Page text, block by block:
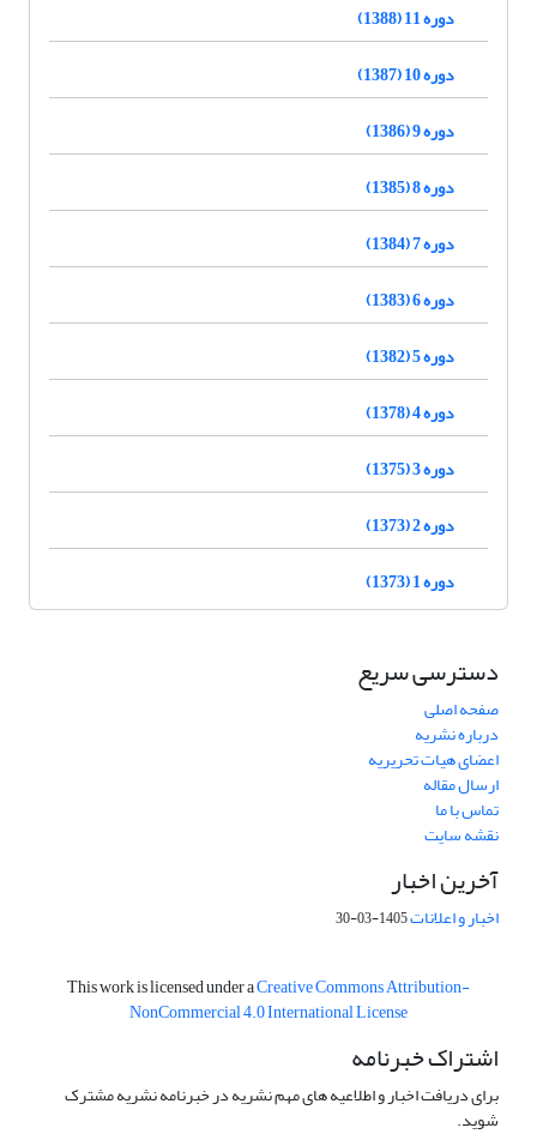
دوره 11 (1388)
دوره 10 (1387)
دوره 9 (1386)
دوره 8 (1385)
دوره 7 (1384)
دوره 6 (1383)
دوره 5 (1382)
دوره 4 (1378)
دوره 3 (1375)
دوره 2 (1373)
دوره 1 (1373)
دسترسی سریع
صفحه اصلی
درباره نشریه
اعضای هیات تحریریه
ارسال مقاله
تماس با ما
نقشه سایت
آخرین اخبار
اخبار و اعلانات1405-03-30
This work is licensed under aCreative Commons Attribution-
NonCommercial 4.0 International License
اشتراک خبرنامه
برای دریافت اخبار و اطلاعیه های مهم نشریه در خبرنامه نشریه مشترک
شوید.